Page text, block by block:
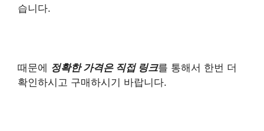
습니다.
때문에 정확한 가격은 직접 링크를 통해서 한번 더
확인하시고 구매하시기 바랍니다.